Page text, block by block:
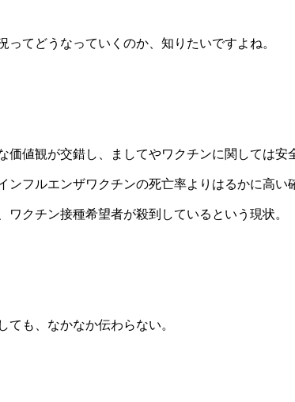
ってどうなっていくのか、知りたいですよね。
価値観が交錯し、ましてやワクチンに関しては安
ンフルエンザワクチンの死亡率よりはるかに高い
ワクチン接種希望者が殺到しているという現状。
ても、なかなか伝わらない。